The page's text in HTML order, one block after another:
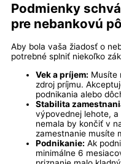
Podmienky
pre nebankovú
Aby bola vaša žiadosť o
potrebné splniť niekoľko
Vek a príjem: Musíte
zdroj príjmu.
podnikania alebo
Stabilita
výpovednej lehote,
nemala by končiť v
zamestnanie musíte
Podnikanie: Ak
minimálne 6